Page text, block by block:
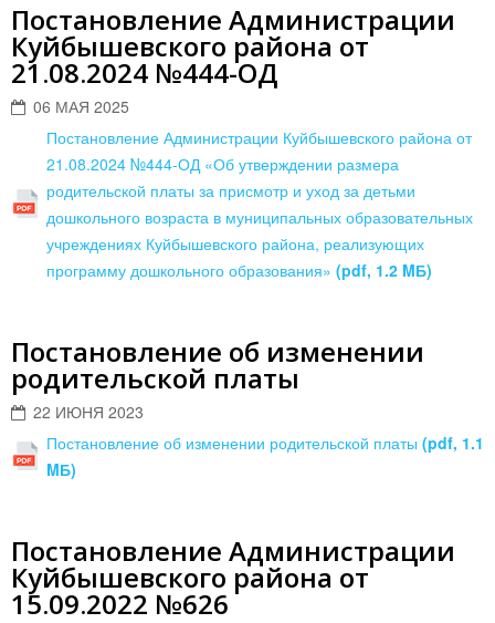
Постановление Администрации
Куйбышевского района от
21.08.2024 №444-ОД
06 МАЯ 2025
Постановление Администрации Куйбышевского района от
21.08.2024 №444-ОД «Об утверждении размера
родительской платы за присмотр и уход за детьми
дошкольного возраста в муниципальных образовательных
учреждениях Куйбышевского района, реализующих
программу дошкольного образования» (pdf, 1.2 MБ)
Постановление об изменении
родительской платы
22 ИЮНЯ 2023
Постановление об изменении родительской платы (pdf, 1.1
MБ)
Постановление Администрации
Куйбышевского района от
15.09.2022 №626